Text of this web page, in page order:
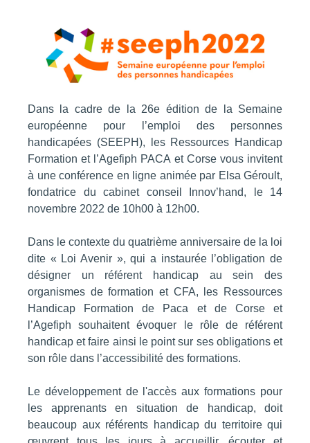
Dans la cadre de la 26e édition de la Semaine
européenne pour l’emploi des personnes
handicapées (SEEPH), les Ressources Handicap
Formation et l’Agefiph PACA et Corse vous invitent
à une conférence en ligne animée par Elsa Géroult,
fondatrice du cabinet conseil Innov’hand, le 14
novembre 2022 de 10h00 à 12h00.
Dans le contexte du quatrième anniversaire de la loi
dite « Loi Avenir », qui a instaurée l’obligation de
désigner un référent handicap au sein des
organismes de formation et CFA, les Ressources
Handicap Formation de Paca et de Corse et
l’Agefiph souhaitent évoquer le rôle de référent
handicap et faire ainsi le point sur ses obligations et
son rôle dans l’accessibilité des formations.
Le développement de l'accès aux formations pour
les apprenants en situation de handicap, doit
beaucoup aux référents handicap du territoire qui